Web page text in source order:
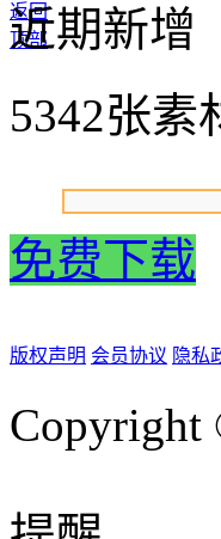
返回
顶部
近期新增
5342张素
免费下载
版权声明 会员协议 隐私
Copyright